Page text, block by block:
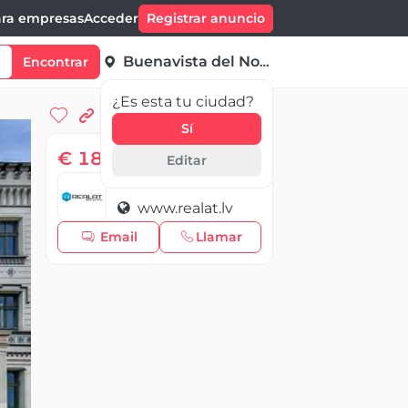
empresasAcceder Registrar anuncio
Encontrar Buenavista del Norte
¿Es esta tu ciudad?
Sí
Editar
€ 185 000,00
www.realat.lv
Email Llamar